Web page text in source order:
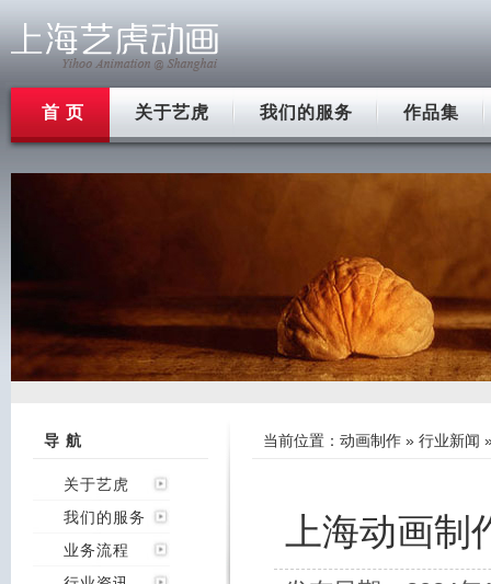
首 页 关于艺虎 我们的服务 作品集
导 航
关于艺虎
我们的服务
业务流程
当前位置： 动画制作 » 行业新闻
上海动画